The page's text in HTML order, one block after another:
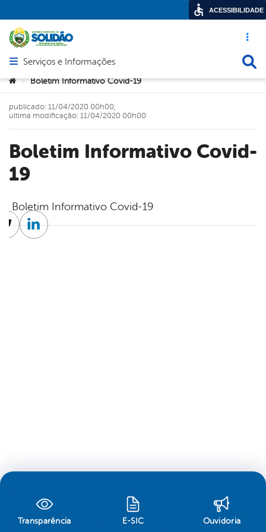
Acesso
Abrir menu principal de navegação
Serviços e Informações
Você está aqui:
> Boletim Informativo Covid-19
Boletim Informativo Covid-
19
publicado: 11/04/2020 00h00,
última modificação: 11/04/2020 00h00
Boletim Informativo Covid-19
TwitterLinkedin
Transparência E-SIC Ouvidoria
ACESSIBILIDADE